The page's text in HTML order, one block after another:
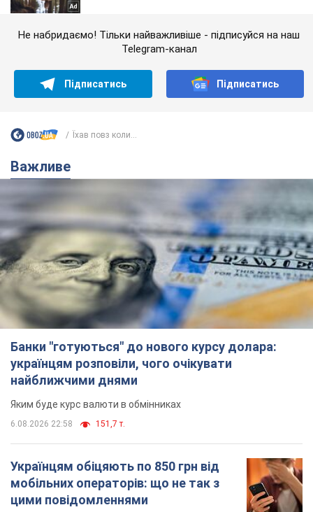
Не набридаємо! Тільки найважливіше - підписуйся на наш
Telegram-канал
Підписатись Підписатись
Їхав повз коли...
Важливе
Банки "готуються" до нового курсу долара:
українцям розповіли, чого очікувати
найближчими днями
Яким буде курс валюти в обмінниках
6.08.2026 22:58 151,7 т.
Українцям обіцяють по 850 грн від
мобільних операторів: що не так з
цими повідомленнями